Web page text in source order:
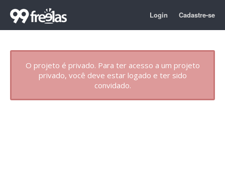
Login Cadastre-se
O projeto é privado. Para ter acesso a um projeto
privado, você deve estar logado e ter sido
convidado.